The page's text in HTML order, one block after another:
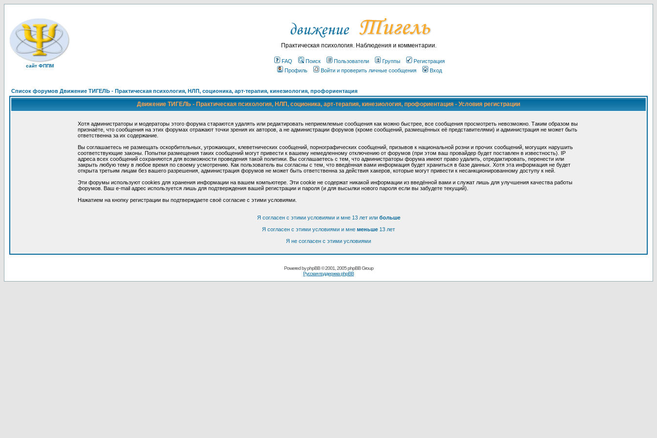
сайт ФППМ
Практическая психология. Наблюдения и комментарии.
FAQ Поиск Пользователи Группы
Регистрация
Профиль
Войти и проверить личные сообщения Вход
Список форумов Движение ТИГЕЛЬ - Практическая психология, НЛП, соционика, арт-терапия, кинезиология, профориентация
Движение ТИГЕЛЬ - Практическая психология, НЛП, соционика, арт-терапия, кинезиология, профориентация - Условия регистрации
Хотя администраторы и модераторы этого форума стараются удалять или редактировать неприемлемые сообщения как можно быстрее, все сообщения просмотреть невозможно. Таким образом вы
признаёте, что сообщения на этих форумах отражают точки зрения их авторов, а не администрации форумов (кроме сообщений, размещённых её представителями) и администрация не может быть
ответственна за их содержание.
Вы соглашаетесь не размещать оскорбительных, угрожающих, клеветнических сообщений, порнографических сообщений, призывов к национальной розни и прочих сообщений, могущих нарушить
соответствующие законы. Попытки размещения таких сообщений могут привести к вашему немедленному отключению от форумов (при этом ваш провайдер будет поставлен в известность). IP
адреса всех сообщений сохраняются для возможности проведения такой политики. Вы соглашаетесь с тем, что администраторы форума имеют право удалить, отредактировать, перенести или
закрыть любую тему в любое время по своему усмотрению. Как пользователь вы согласны с тем, что введённая вами информация будет храниться в базе данных. Хотя эта информация не будет
открыта третьим лицам без вашего разрешения, администрация форумов не может быть ответственна за действия хакеров, которые могут привести к несанкционированному доступу к ней.
Эти форумы используют cookies для хранения информации на вашем компьютере. Эти cookie не содержат никакой информации из введённой вами и служат лишь для улучшения качества работы
форумов. Ваш e-mail адрес используется лишь для подтверждения вашей регистрации и пароля (и для высылки нового пароля если вы забудете текущий).
Нажатием на кнопку регистрации вы подтверждаете своё согласие с этими условиями.
Я согласен с этими условиями и мне 13 лет или больше
Я согласен с этими условиями и мне меньше 13 лет
Я не согласен с этими условиями
Powered byphpBB© 2001, 2005 phpBB Group
Русская поддержка phpBB